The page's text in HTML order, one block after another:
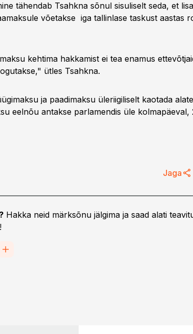
tähendab Tsahkna sõnul sisuliselt seda, et
võetakse iga tallinlase taskust aastas
kehtima hakkamist ei tea enamus
ütles Tsahkna.
ja paadimaksu üleriigiliselt kaotada
eelnõu antakse parlamendis üle kolmapäeval,
Jaga
Hakka neid märksõnu jälgima ja saad alati
Müügimaksu tühistav eelnõu